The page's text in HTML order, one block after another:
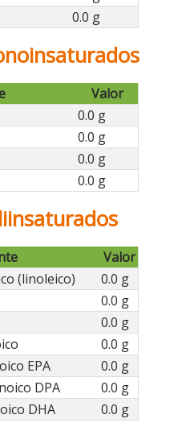
0.0 g
Valor
0.0 g
0.0 g
0.0 g
0.0 g
Valor
(linoleico)
0.0 g
0.0 g
0.0 g
0.0 g
EPA
0.0 g
DPA
0.0 g
DHA
0.0 g